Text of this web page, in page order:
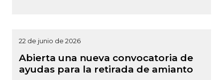
22 de junio de 2026
Abierta una nueva convocatoria de
ayudas para la retirada de amianto